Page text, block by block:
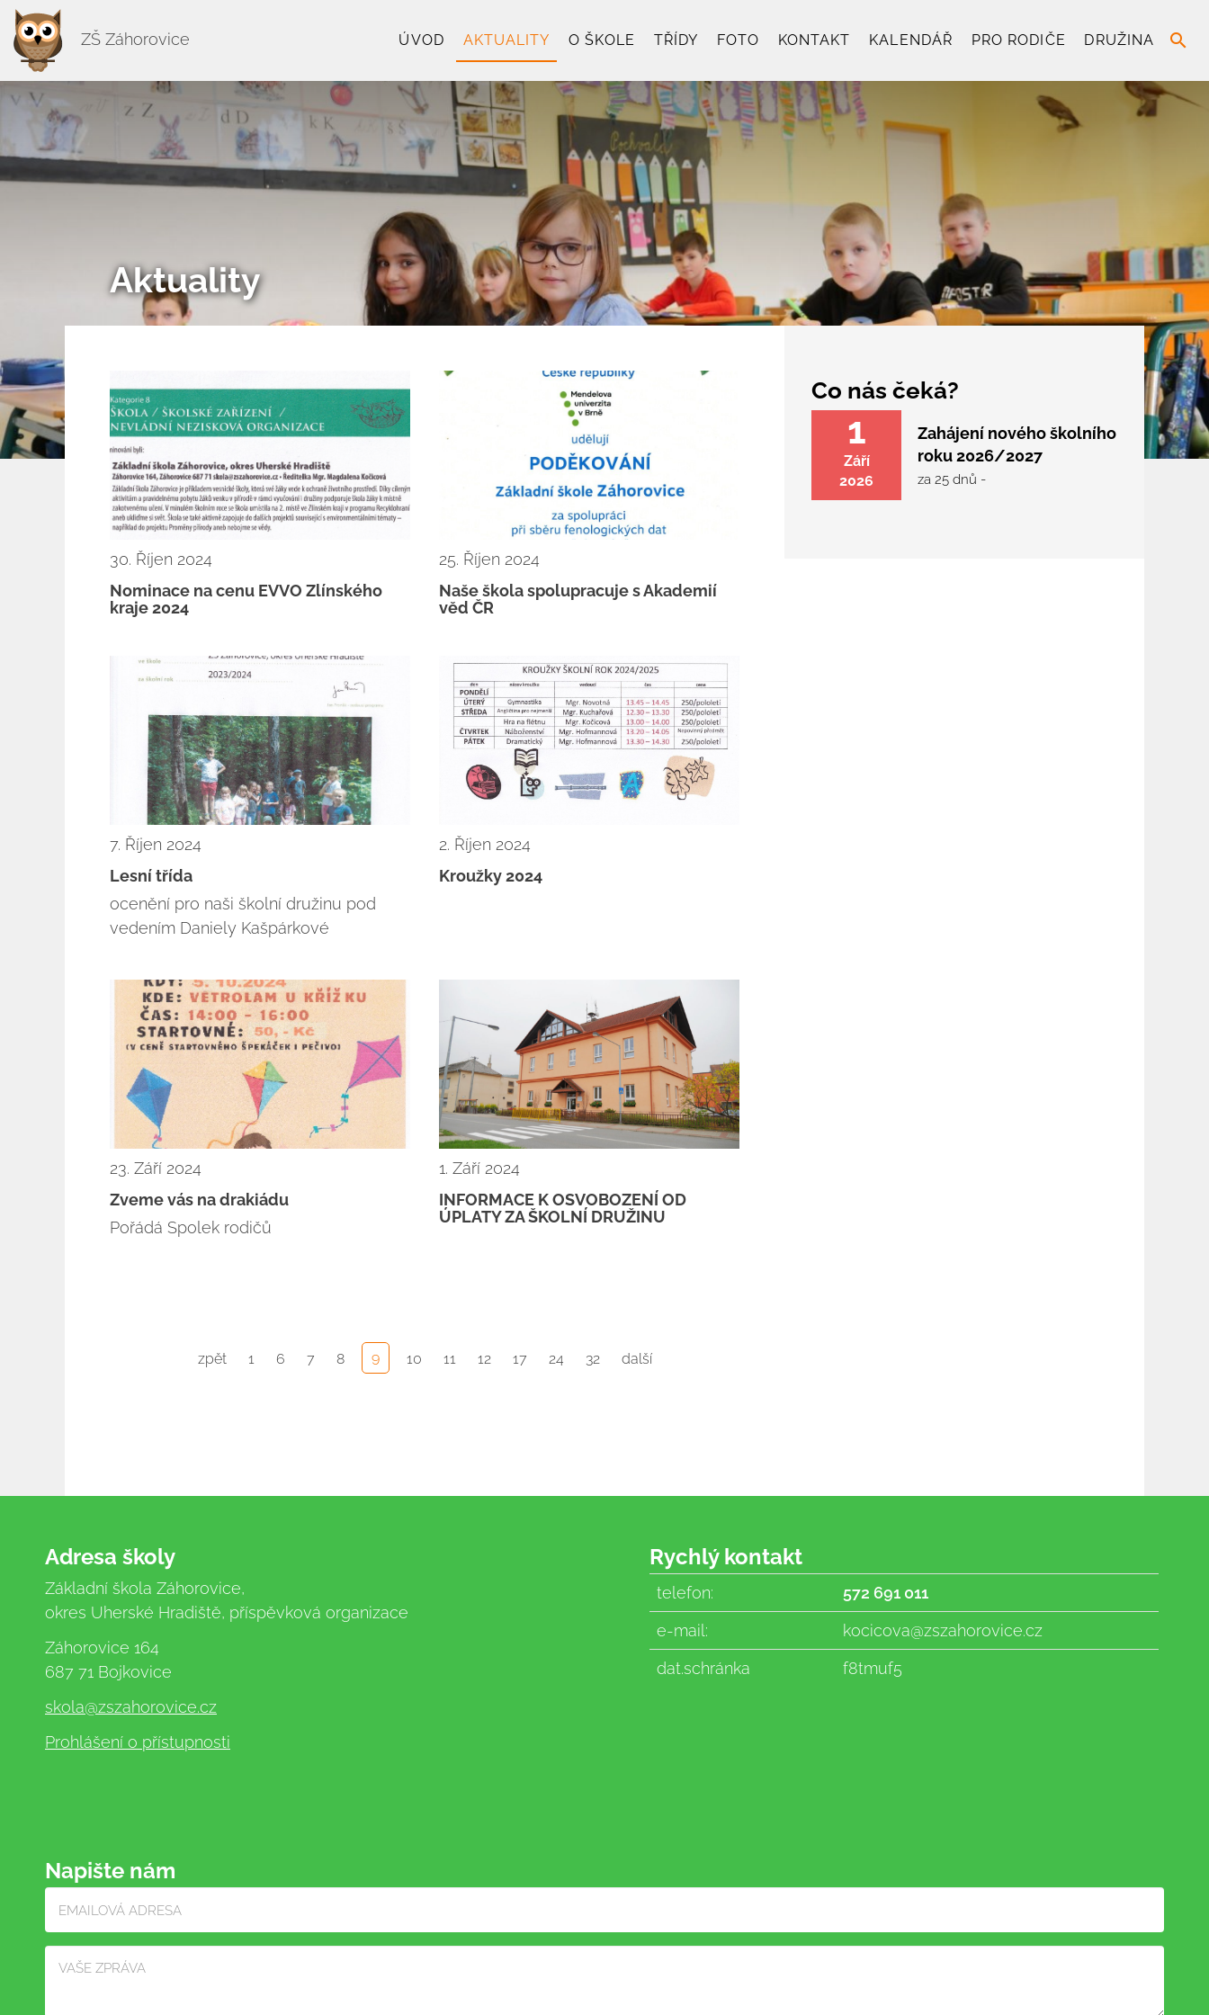
ZŠ Záhorovice ÚVOD AKTUALITY O ŠKOLE TŘÍDY FOTO KONTAKT KALENDÁŘ PRO RODIČE DRUŽINA search
Aktuality
30. Říjen 2024
Nominace na cenu EVVO Zlínského
kraje 2024
25. Říjen 2024
Naše škola spolupracuje s Akademií
věd ČR
7. Říjen 2024
Lesní třída
ocenění pro naši školní družinu pod
vedením Daniely Kašpárkové
2. Říjen 2024
Kroužky 2024
23. Září 2024
Zveme vás na drakiádu
Pořádá Spolek rodičů
1. Září 2024
INFORMACE K OSVOBOZENÍ OD
ÚPLATY ZA ŠKOLNÍ DRUŽINU
zpět 1 6 7 8 9 10 11 12 17 24 32 další
Co nás čeká?
1
Září
2026
Zahájení nového školního
roku 2026/2027
za 25 dnů -
Adresa školy
Základní škola Záhorovice,
okres Uherské Hradiště, příspěvková organizace
Záhorovice 164
687 71 Bojkovice
skola@zszahorovice.cz
Prohlášení o přístupnosti
Rychlý kontakt
telefon:
572 691 011
e-mail:
kocicova@zszahorovice.cz
dat.schránka
f8tmuf5
Napište nám